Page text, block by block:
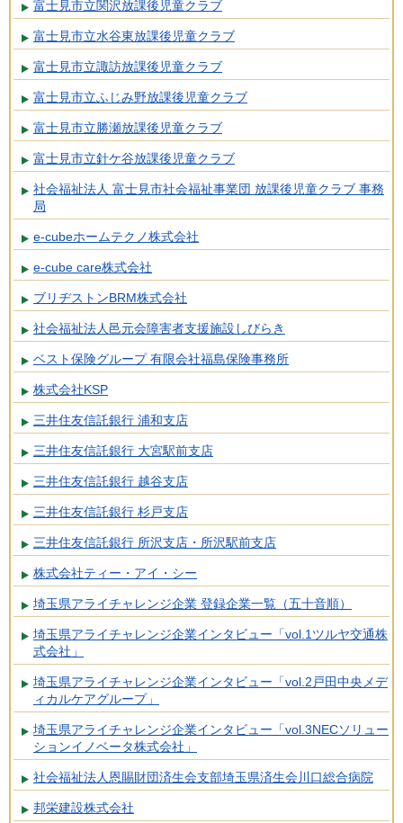
富士見市立関沢放課後児童クラブ
富士見市立水谷東放課後児童クラブ
富士見市立諏訪放課後児童クラブ
富士見市立ふじみ野放課後児童クラブ
富士見市立勝瀬放課後児童クラブ
富士見市立針ケ谷放課後児童クラブ
社会福祉法人 富士見市社会福祉事業団 放課後児童クラブ 事務
局
e-cubeホームテクノ株式会社
e-cube care株式会社
ブリヂストンBRM株式会社
社会福祉法人邑元会障害者支援施設しびらき
ベスト保険グループ 有限会社福島保険事務所
株式会社KSP
三井住友信託銀行 浦和支店
三井住友信託銀行 大宮駅前支店
三井住友信託銀行 越谷支店
三井住友信託銀行 杉戸支店
三井住友信託銀行 所沢支店・所沢駅前支店
株式会社ティー・アイ・シー
埼玉県アライチャレンジ企業 登録企業一覧（五十音順）
埼玉県アライチャレンジ企業インタビュー「vol.1ツルヤ交通株
式会社」
埼玉県アライチャレンジ企業インタビュー「vol.2戸田中央メデ
ィカルケアグループ」
埼玉県アライチャレンジ企業インタビュー「vol.3NECソリュー
ションイノベータ株式会社」
社会福祉法人恩賜財団済生会支部埼玉県済生会川口総合病院
邦栄建設株式会社